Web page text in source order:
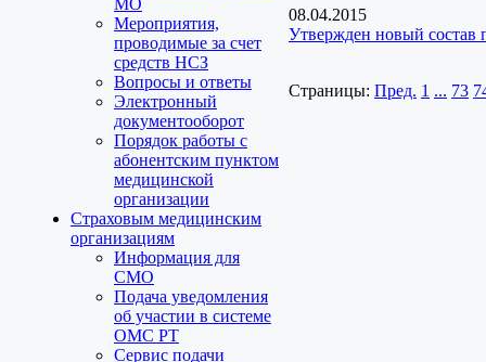
МО
Мероприятия,
проводимые за счет
средств НСЗ
Вопросы и ответы
Электронный
документооборот
Порядок работы с
абонентским пунктом
медицинской
организации
Страховым медицинским
организациям
Информация для
СМО
Подача уведомления
об участии в системе
ОМС РТ
Сервис подачи
08.04.2015
Утвержден новый состав
Страницы: Пред. 1 ... 73